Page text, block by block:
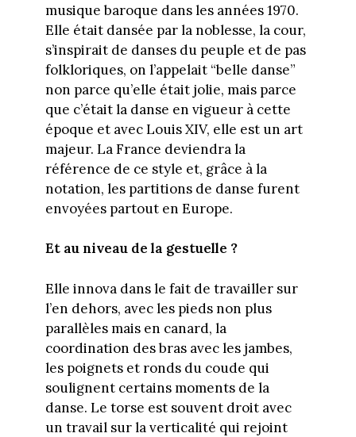
musique baroque dans les années 1970.
Elle était dansée par la noblesse, la cour,
s’inspirait de danses du peuple et de pas
folkloriques, on l’appelait “belle danse”
non parce qu’elle était jolie, mais parce
que c’était la danse en vigueur à cette
époque et avec Louis XIV, elle est un art
majeur. La France deviendra la
référence de ce style et, grâce à la
notation, les partitions de danse furent
envoyées partout en Europe.
Et au niveau de la gestuelle ?
Elle innova dans le fait de travailler sur
l’en dehors, avec les pieds non plus
parallèles mais en canard, la
coordination des bras avec les jambes,
les poignets et ronds du coude qui
soulignent certains moments de la
danse. Le torse est souvent droit avec
un travail sur la verticalité qui rejoint